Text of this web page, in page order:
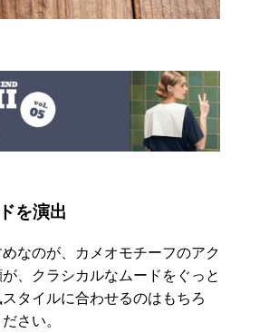
を演出
なのが、カメオモチーフのアク
、クラシカルなムードをぐっと
タイルに合わせるのはもちろ
さい。